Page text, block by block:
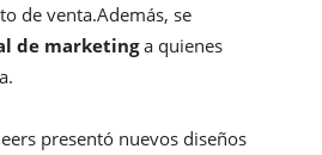
de venta.Además, se
de marketinga quienes
presentó nuevos diseños